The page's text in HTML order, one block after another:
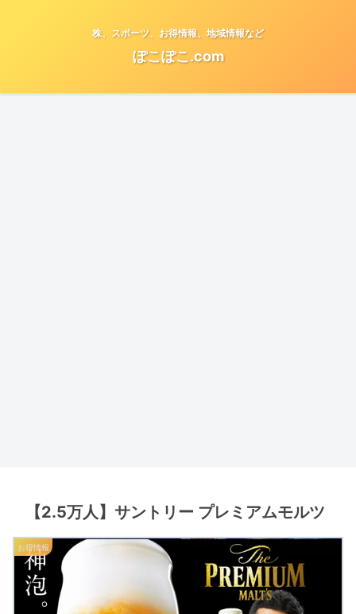
株、スポーツ、お得情報、地域情報など
ぽこぽこ.com
【2.5万人】サントリー プレミアムモルツ
お得情報